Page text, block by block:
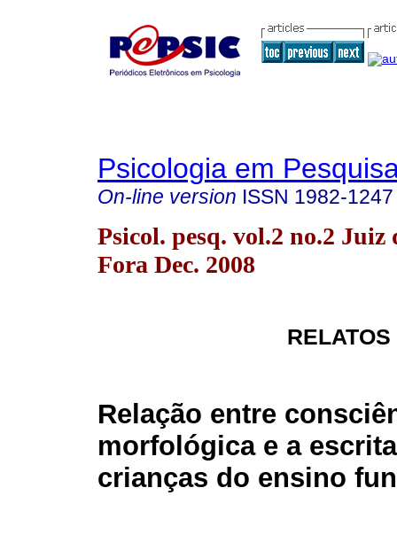
Psicologia em
On-line version ISSN 1982-1247
Psicol. pesq. vol.2 no.2 Juiz
Fora Dec. 2008
Relação entre
morfológica e a
crianças do ensino